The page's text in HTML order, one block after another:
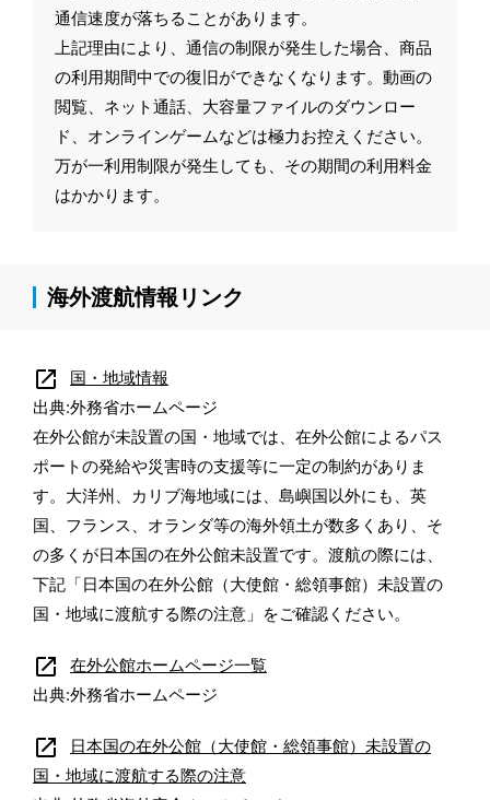
通信速度が落ちることがあります。
上記理由により、通信の制限が発生した場合、商品
の利用期間中での復旧ができなくなります。動画の
閲覧、ネット通話、大容量ファイルのダウンロー
ド、オンラインゲームなどは極力お控えください。
万が一利用制限が発生しても、その期間の利用料金
はかかります。
海外渡航情報リンク
open_in_new
国・地域情報
出典:外務省ホームページ
在外公館が未設置の国・地域では、在外公館によるパス
ポートの発給や災害時の支援等に一定の制約がありま
す。大洋州、カリブ海地域には、島嶼国以外にも、英
国、フランス、オランダ等の海外領土が数多くあり、そ
の多くが日本国の在外公館未設置です。渡航の際には、
下記「日本国の在外公館（大使館・総領事館）未設置の
国・地域に渡航する際の注意」をご確認ください。
open_in_new
在外公館ホームページ一覧
出典:外務省ホームページ
open_in_new
日本国の在外公館（大使館・総領事館）未設置の
国・地域に渡航する際の注意